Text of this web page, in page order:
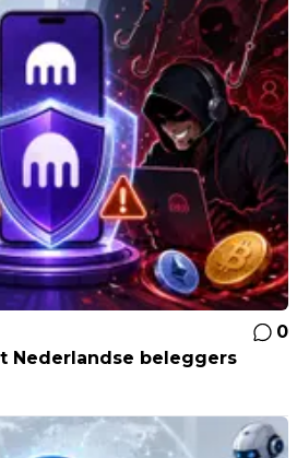
0
Nederlandse beleggers